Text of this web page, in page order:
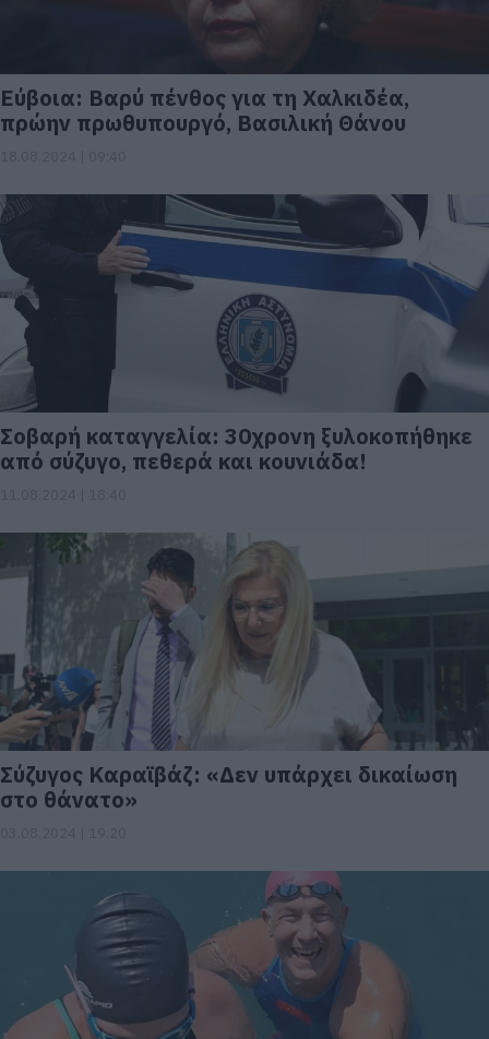
Εύβοια: Βαρύ πένθος για τη Χαλκιδέα,
πρώην πρωθυπουργό, Βασιλική Θάνου
Σοβαρή καταγγελία: 30χρονη ξυλοκοπήθηκε
από σύζυγο, πεθερά και κουνιάδα!
Σύζυγος Καραϊβάζ: «Δεν υπάρχει δικαίωση
στο θάνατο»